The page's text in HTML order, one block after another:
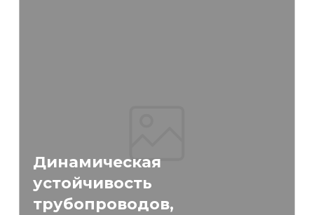
Динамическая
устойчивость
трубопроводов,